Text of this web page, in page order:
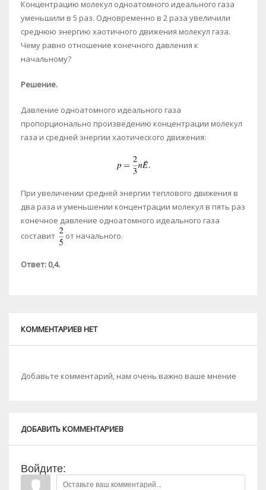
Концентрацию молекул одноатомного идеального газа
уменьшили в 5 раз. Одновременно в 2 раза увеличили
среднюю энергию хаотичного движения молекул газа.
Чему равно отношение конечного давления к
начальному?
Решение.
Давление одноатомного идеального газа
пропорционально произведению концентрации молекул
газа и средней энергии хаотического движения:
При увеличении средней энергии теплового движения в
два раза и уменьшении концентрации молекул в пять раз
конечное давление одноатомного идеального газа
составит
от начального.
Ответ: 0,4.
КОММЕНТАРИЕВ НЕТ
Добавьте комментарий, нам очень важно ваше мнение
ДОБАВИТЬ КОММЕНТАРИЕВ
Войдите: